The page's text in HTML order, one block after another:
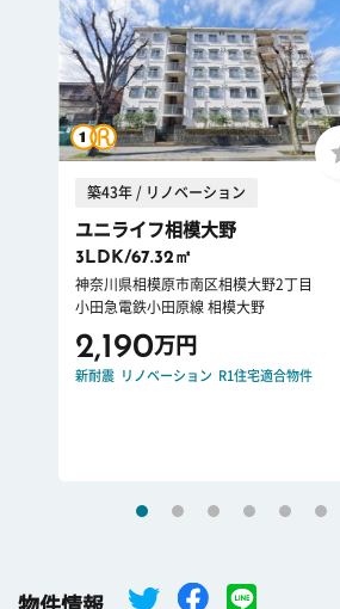
築43年 / リノベーション
ユニライフ相模大野
3LDK/67.32㎡
神奈川県相模原市南区相模大野2丁目
小田急電鉄小田原線 相模大野
2,190万円
新耐震 リノベーション R1住宅適合物件